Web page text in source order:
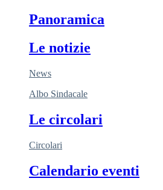
Panoramica
Le notizie
News
Albo Sindacale
Le circolari
Circolari
Calendario eventi